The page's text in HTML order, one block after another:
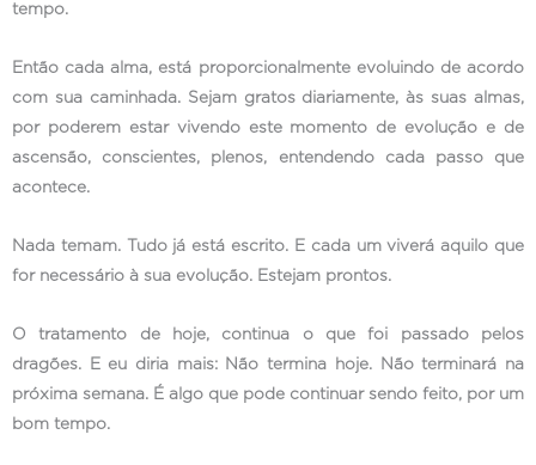
tempo.
Então cada alma, está proporcionalmente evoluindo de acordo
com sua caminhada. Sejam gratos diariamente, às suas almas,
por poderem estar vivendo este momento de evolução e de
ascensão, conscientes, plenos, entendendo cada passo que
acontece.
Nada temam. Tudo já está escrito. E cada um viverá aquilo que
for necessário à sua evolução. Estejam prontos.
O tratamento de hoje, continua o que foi passado pelos
dragões. E eu diria mais: Não termina hoje. Não terminará na
próxima semana. É algo que pode continuar sendo feito, por um
bom tempo.